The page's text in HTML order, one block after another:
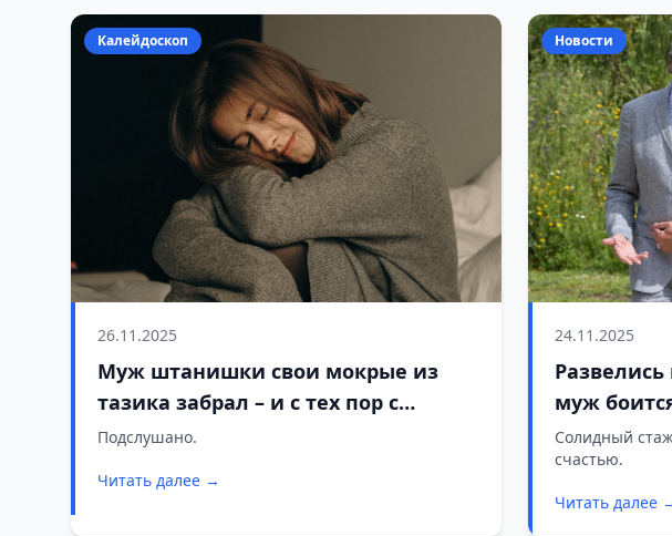
Калейдоскоп
26.11.2025
Муж штанишки свои мокрые из
тазика забрал – и с тех пор с
детьми ни разу его не видели
Подслушано.
Читать далее →
Новости
24.11.2025
муж
рядом с
Солидный
счастью.
Читать далее